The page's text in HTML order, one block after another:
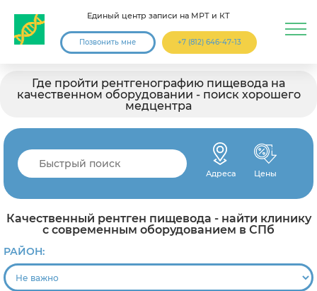
Единый центр записи на МРТ и КТ
Позвонить мне +7 (812) 646-47-13
Где пройти рентгенографию пищевода на
качественном оборудовании - поиск хорошего
медцентра
Адреса Цены
Качественный рентген пищевода - найти клинику
с современным оборудованием в СПб
РАЙОН: